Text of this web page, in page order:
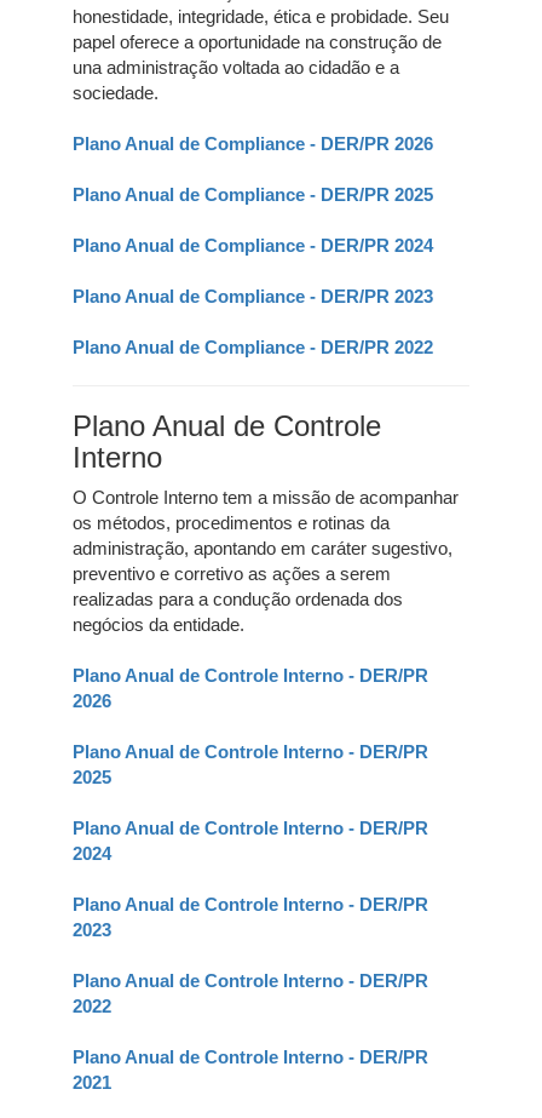
honestidade, integridade, ética e probidade. Seu
papel oferece a oportunidade na construção de
una administração voltada ao cidadão e a
sociedade.
Plano Anual de Compliance - DER/PR 2026
Plano Anual de Compliance - DER/PR 2025
Plano Anual de Compliance - DER/PR 2024
Plano Anual de Compliance - DER/PR 2023
Plano Anual de Compliance - DER/PR 2022
Plano Anual de Controle
Interno
O Controle Interno tem a missão de acompanhar
os métodos, procedimentos e rotinas da
administração, apontando em caráter sugestivo,
preventivo e corretivo as ações a serem
realizadas para a condução ordenada dos
negócios da entidade.
Plano Anual de Controle Interno - DER/PR
2026
Plano Anual de Controle Interno - DER/PR
2025
Plano Anual de Controle Interno - DER/PR
2024
Plano Anual de Controle Interno - DER/PR
2023
Plano Anual de Controle Interno - DER/PR
2022
Plano Anual de Controle Interno - DER/PR
2021